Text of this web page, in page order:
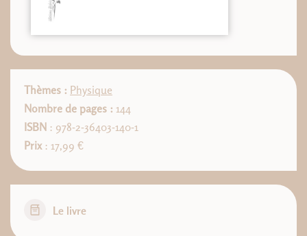
Thèmes : Physique
Nombre de pages : 144
ISBN : 978-2-36403-140-1
Prix: 17,99 €
Le livre